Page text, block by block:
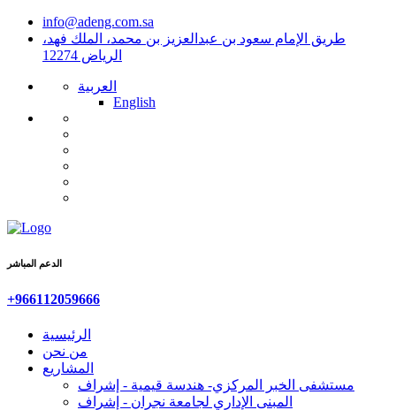
info@adeng.com.sa
طريق الإمام سعود بن عبدالعزيز بن محمد، الملك فهد،
الرياض 12274
العربية
English
الدعم المباشر
‎+966112059666
الرئيسية
من نحن
المشاريع
مستشفى الخبر المركزي- هندسة قيمية - إشراف
المبنى الإداري لجامعة نجران - إشراف